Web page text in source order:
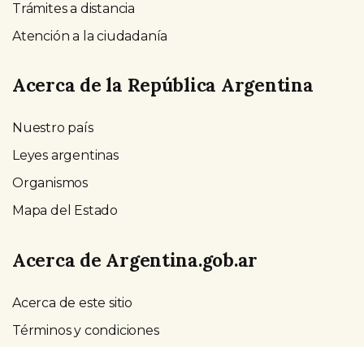
Trámites a distancia
Atención a la ciudadanía
Acerca de la República Argentina
Nuestro país
Leyes argentinas
Organismos
Mapa del Estado
Acerca de Argentina.gob.ar
Acerca de este sitio
Términos y condiciones